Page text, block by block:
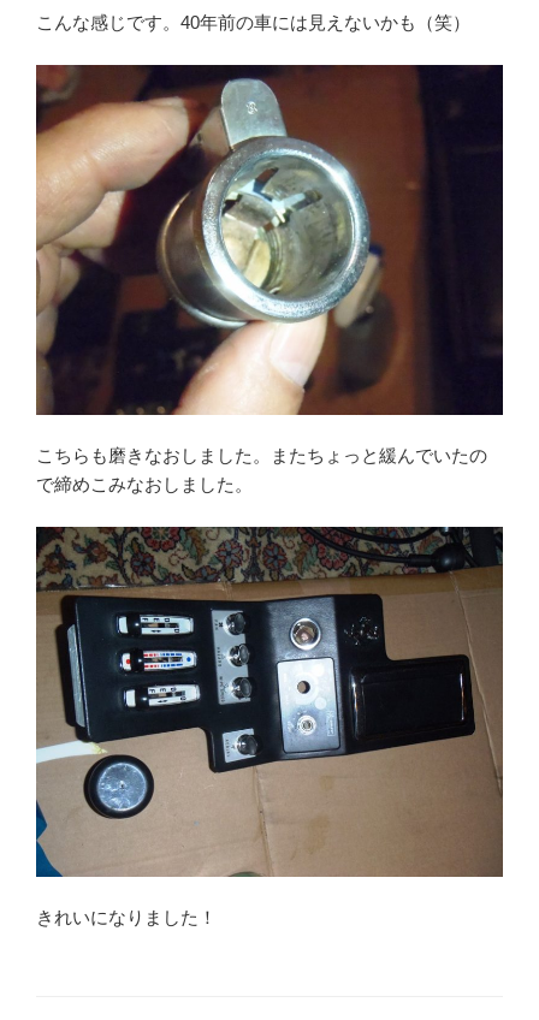
こんな感じです。40年前の車には見えないかも（笑）
こちらも磨きなおしました。またちょっと緩んでいたの
で締めこみなおしました。
きれいになりました！